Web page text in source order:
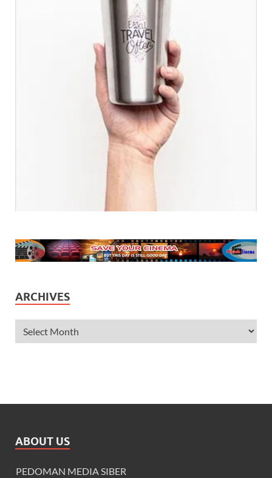
ARCHIVES
ABOUT US
PEDOMAN MEDIA SIBER